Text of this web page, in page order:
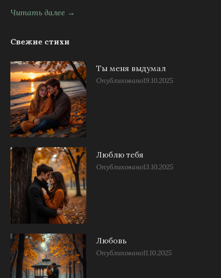
Читать далее →
Свежие стихи
Ты меня выдумал
Опубликовано19.10.2025
Люблю тебя
Опубликовано13.10.2025
Любовь
Опубликовано11.10.2025